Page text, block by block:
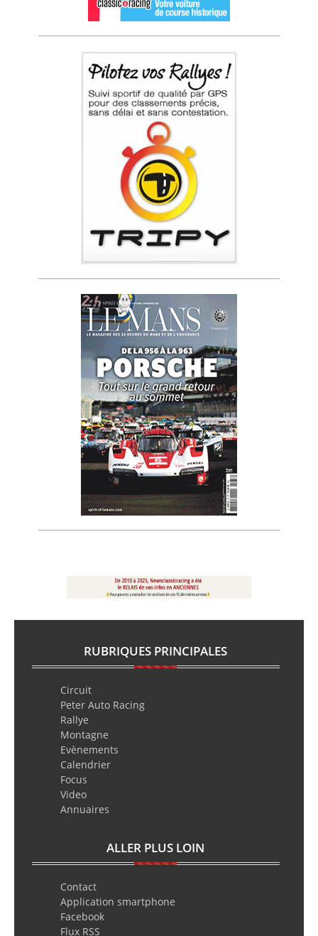
RUBRIQUES PRINCIPALES
Circuit
Peter Auto Racing
Rallye
Montagne
Evènements
Calendrier
Focus
Video
Annuaires
ALLER PLUS LOIN
Contact
Application smartphone
Facebook
Flux RSS